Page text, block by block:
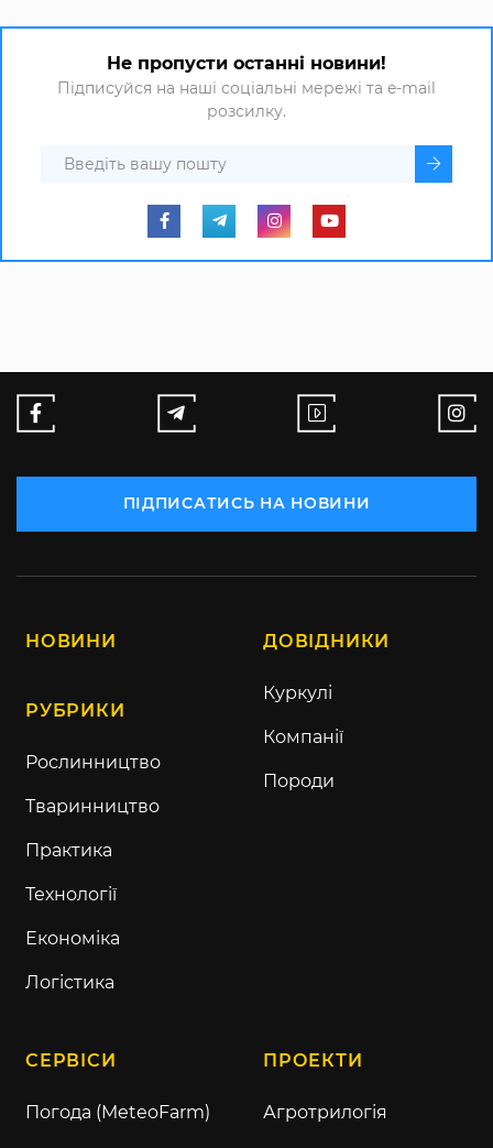
Не пропусти останні новини!
Підписуйся на наші соціальні мережі та e-mail
розсилку.
ПІДПИСАТИСЬ НА НОВИНИ
НОВИНИ
РУБРИКИ
Рослинництво
Тваринництво
Практика
Технології
Економіка
Логістика
ДОВІДНИКИ
Куркулі
Компанії
Породи
СЕРВІСИ
Погода (MeteoFarm)
ПРОЕКТИ
Агротрилогія